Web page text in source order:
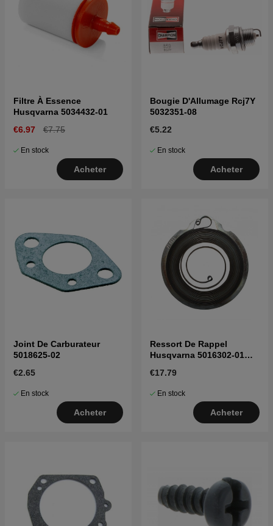
Filtre À Essence
Husqvarna 5034432-01
€6.97
€7.75
En stock
Acheter
Bougie D'Allumage Rcj7Y
5032351-08
€5.22
En stock
Acheter
Joint De Carburateur
5018625-02
€2.65
En stock
Acheter
Ressort De Rappel
Husqvarna 5016302-01
€17.79
En stock
Acheter